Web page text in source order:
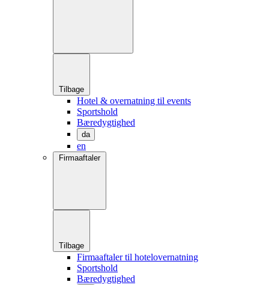
Tilbage
Hotel & overnatning til events
Sportshold
Bæredygtighed
da
en
Firmaaftaler
Tilbage
Firmaaftaler til hotelovernatning
Sportshold
Bæredygtighed